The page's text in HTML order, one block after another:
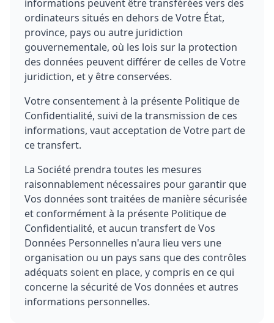
informations peuvent être transférées vers des
ordinateurs situés en dehors de Votre État,
province, pays ou autre juridiction
gouvernementale, où les lois sur la protection
des données peuvent différer de celles de Votre
juridiction, et y être conservées.
Votre consentement à la présente Politique de
Confidentialité, suivi de la transmission de ces
informations, vaut acceptation de Votre part de
ce transfert.
La Société prendra toutes les mesures
raisonnablement nécessaires pour garantir que
Vos données sont traitées de manière sécurisée
et conformément à la présente Politique de
Confidentialité, et aucun transfert de Vos
Données Personnelles n'aura lieu vers une
organisation ou un pays sans que des contrôles
adéquats soient en place, y compris en ce qui
concerne la sécurité de Vos données et autres
informations personnelles.